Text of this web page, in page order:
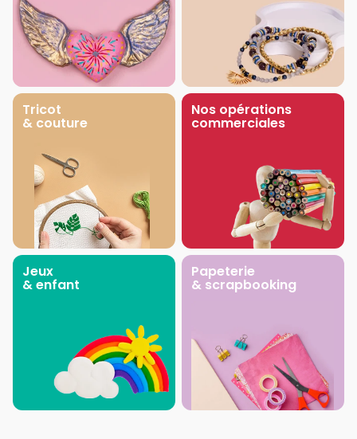
Tricot
& couture
Nos opérations
commerciales
Jeux
& enfant
Papeterie
& scrapbooking